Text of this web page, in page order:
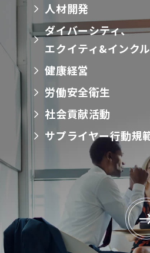
人材開発
ダイバーシティ、
エクイティ&インク
健康経営
労働安全衛生
社会貢献活動
サプライヤー行動規